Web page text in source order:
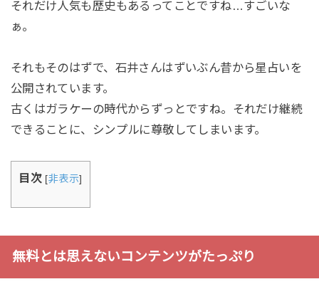
それだけ人気も歴史もあるってことですね…すごいな
ぁ。
それもそのはずで、石井さんはずいぶん昔から星占いを
公開されています。
古くはガラケーの時代からずっとですね。それだけ継続
できることに、シンプルに尊敬してしまいます。
目次 [非表示]
無料とは思えないコンテンツがたっぷり